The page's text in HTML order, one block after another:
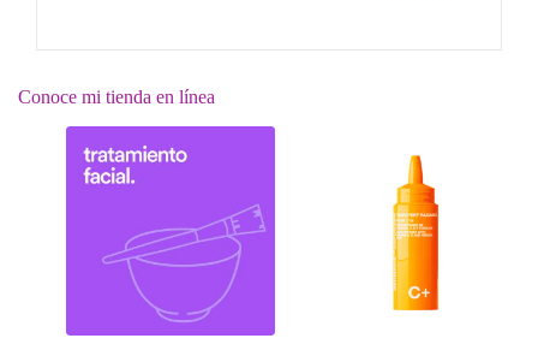
Conoce mi tienda en línea